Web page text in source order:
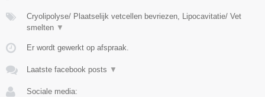
Cryolipolyse/ Plaatselijk vetcellen bevriezen, Lipocavitatie/ Vet
smelten ▼
Er wordt gewerkt op afspraak.
Laatste facebook posts ▼
Sociale media: